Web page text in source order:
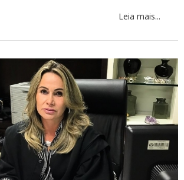
Leia mais...